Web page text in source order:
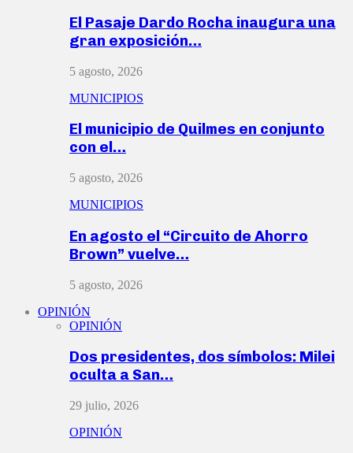
El Pasaje Dardo Rocha inaugura una
gran exposición…
5 agosto, 2026
MUNICIPIOS
El municipio de Quilmes en conjunto
con el…
5 agosto, 2026
MUNICIPIOS
En agosto el “Circuito de Ahorro
Brown” vuelve…
5 agosto, 2026
OPINIÓN
OPINIÓN
Dos presidentes, dos símbolos: Milei
oculta a San…
29 julio, 2026
OPINIÓN